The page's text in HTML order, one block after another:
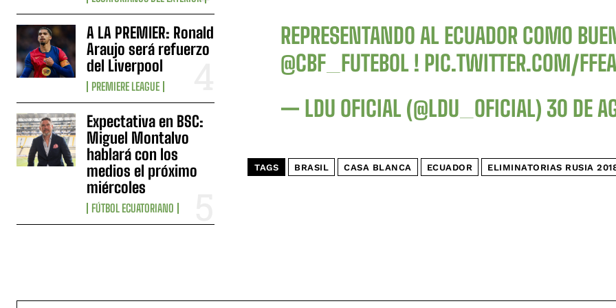
A LA PREMIER: Ronald
Araujo será refuerzo
del Liverpool
PREMIERE LEAGUE
Expectativa en BSC:
Miguel Montalvo
hablará con los
medios el próximo
miércoles
FÚTBOL ECUATORIANO
REPRESENTANDO AL ECUADOR COMO
@CBF_FUTEBOL ! PIC.TWITTER.COM/
— LDU OFICIAL (@LDU_OFICIAL) 30 DE
TAGS BRASIL CASA BLANCA ECUADOR ELIMINATORIAS RUSIA